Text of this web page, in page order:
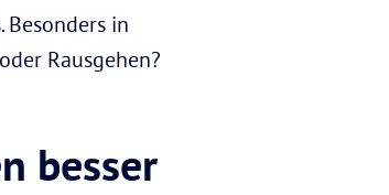
in
Rausgehen?
besser